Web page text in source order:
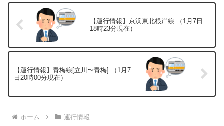
【運行情報】京浜東北根岸線 （1月7日
18時23分現在）
【運行情報】青梅線[立川〜青梅] （1月7
日20時00分現在）
ホーム 運行情報